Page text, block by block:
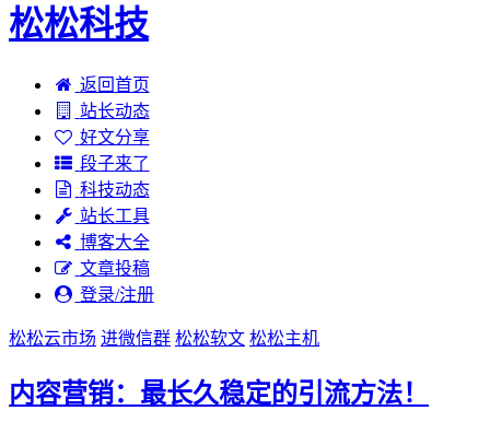
松松科技
返回首页
站长动态
好文分享
段子来了
科技动态
站长工具
博客大全
文章投稿
登录/注册
松松云市场 进微信群 松松软文 松松主机
内容营销：最长久稳定的引流方法！